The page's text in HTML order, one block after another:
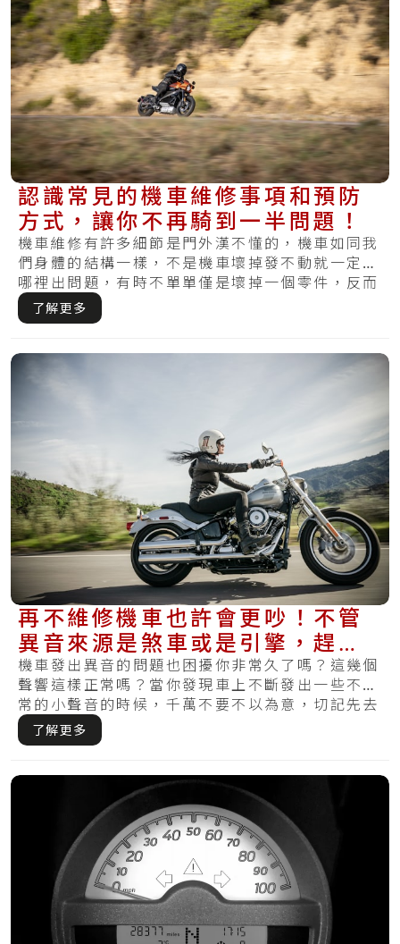
認識常見的機車維修事項和預防
方式，讓你不再騎到一半問題！
機車維修有許多細節是門外漢不懂的，機車如同我
們身體的結構一樣，不是機車壞掉發不動就一定是
哪裡出問題，有時不單單僅是壞掉一個零件，反而
要有.....
了解更多
再不維修機車也許會更吵！不管
異音來源是煞車或是引擎，趕快
看看解決方法
機車發出異音的問題也困擾你非常久了嗎？這幾個
聲響這樣正常嗎？當你發現車上不斷發出一些不正
常的小聲音的時候，千萬不要不以為意，切記先去
機車.....
了解更多